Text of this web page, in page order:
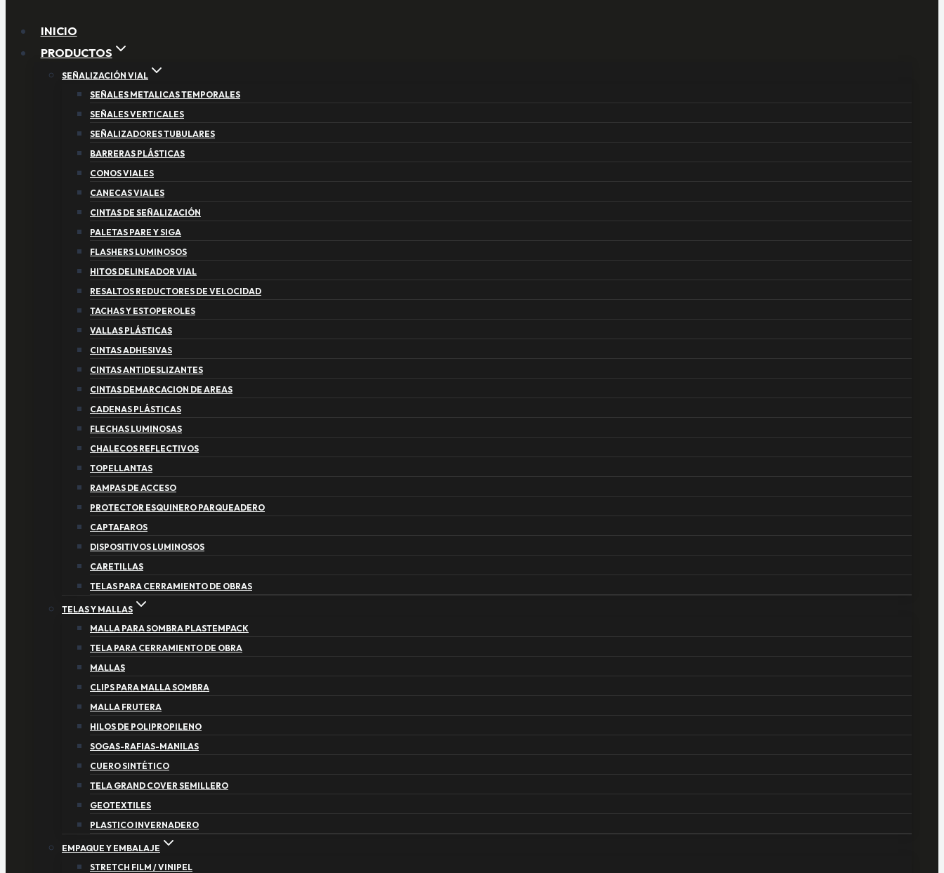
INICIO
PRODUCTOS
SEÑALIZACIÓN VIAL
SEÑALES METALICAS TEMPORALES
SEÑALES VERTICALES
SEÑALIZADORES TUBULARES
BARRERAS PLÁSTICAS
CONOS VIALES
CANECAS VIALES
CINTAS DE SEÑALIZACIÓN
PALETAS PARE Y SIGA
FLASHERS LUMINOSOS
HITOS DELINEADOR VIAL
RESALTOS REDUCTORES DE VELOCIDAD
TACHAS Y ESTOPEROLES
VALLAS PLÁSTICAS
CINTAS ADHESIVAS
CINTAS ANTIDESLIZANTES
CINTAS DEMARCACION DE AREAS
CADENAS PLÁSTICAS
FLECHAS LUMINOSAS
CHALECOS REFLECTIVOS
TOPELLANTAS
RAMPAS DE ACCESO
PROTECTOR ESQUINERO PARQUEADERO
CAPTAFAROS
DISPOSITIVOS LUMINOSOS
CARETILLAS
TELAS PARA CERRAMIENTO DE OBRAS
TELAS Y MALLAS
MALLA PARA SOMBRA PLASTEMPACK
TELA PARA CERRAMIENTO DE OBRA
MALLAS
CLIPS PARA MALLA SOMBRA
MALLA FRUTERA
HILOS DE POLIPROPILENO
SOGAS-RAFIAS-MANILAS
CUERO SINTÉTICO
TELA GRAND COVER SEMILLERO
GEOTEXTILES
PLASTICO INVERNADERO
EMPAQUE Y EMBALAJE
STRETCH FILM / VINIPEL